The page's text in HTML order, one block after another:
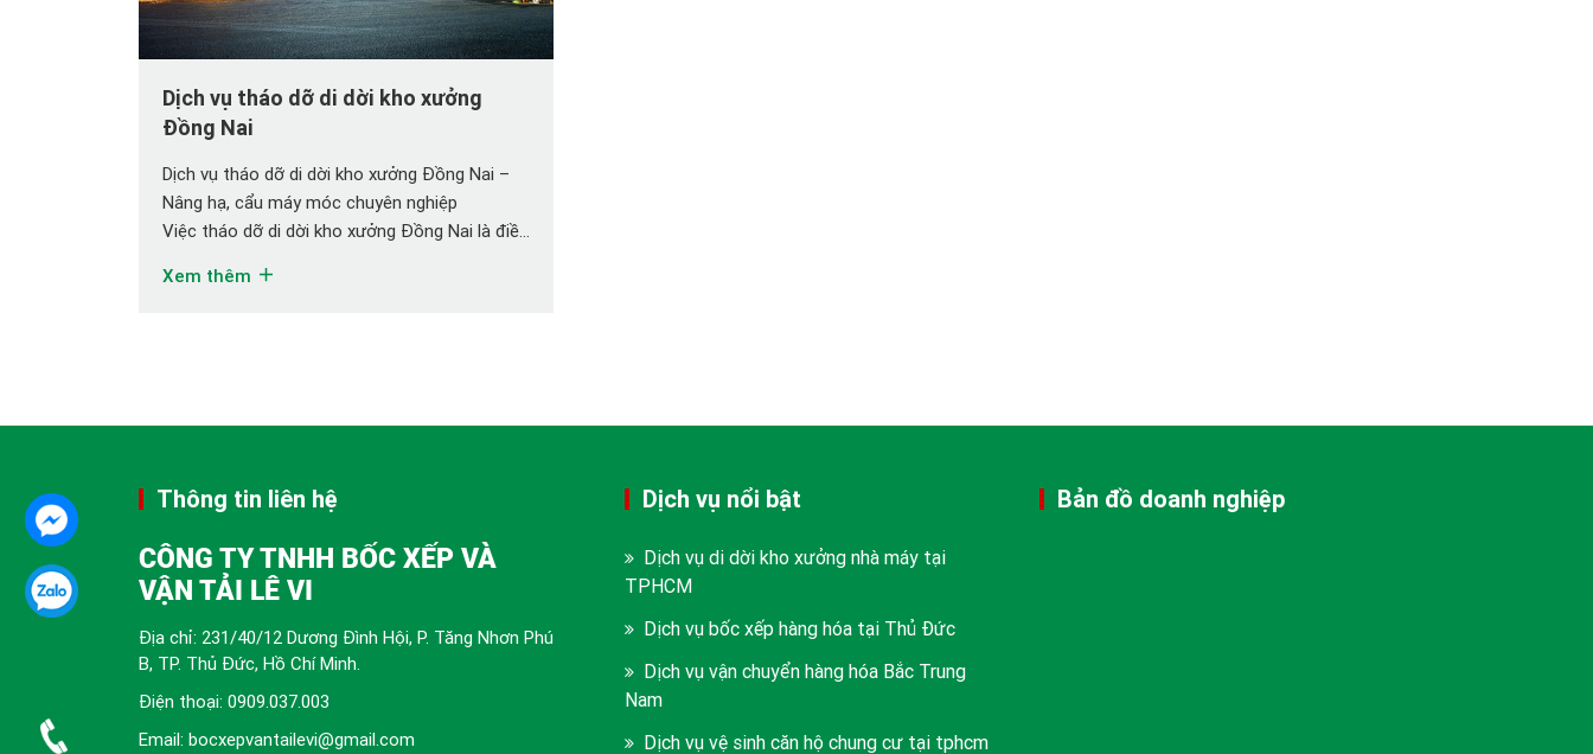
Dịch vụ tháo dỡ di dời kho xưởng
Đồng Nai
Dịch vụ tháo dỡ di dời kho xưởng Đồng Nai –
Nâng hạ, cẩu máy móc chuyên nghiệp
Việc tháo dỡ di dời kho xưởng Đồng Nai là điều
biệt các công ty sản xuất phát triển qua nhiều
Xem thêm
Thông tin liên hệ
CÔNG TY TNHH BỐC XẾP VÀ
VẬN TẢI LÊ VI
Địa chỉ: 231/40/12 Dương Đình Hội, P. Tăng Nhơn Phú
B, TP. Thủ Đức, Hồ Chí Minh.
Điện thoại: 0909.037.003
Email: bocxepvantailevi@gmail.com
Dịch vụ nổi bật
Dịch vụ di dời kho xưởng nhà máy tại
TPHCM
Dịch vụ bốc xếp hàng hóa tại Thủ Đức
Dịch vụ vận chuyển hàng hóa Bắc Trung
Nam
Dịch vụ vệ sinh căn hộ chung cư tại tphcm
Bản đồ doanh nghiệp